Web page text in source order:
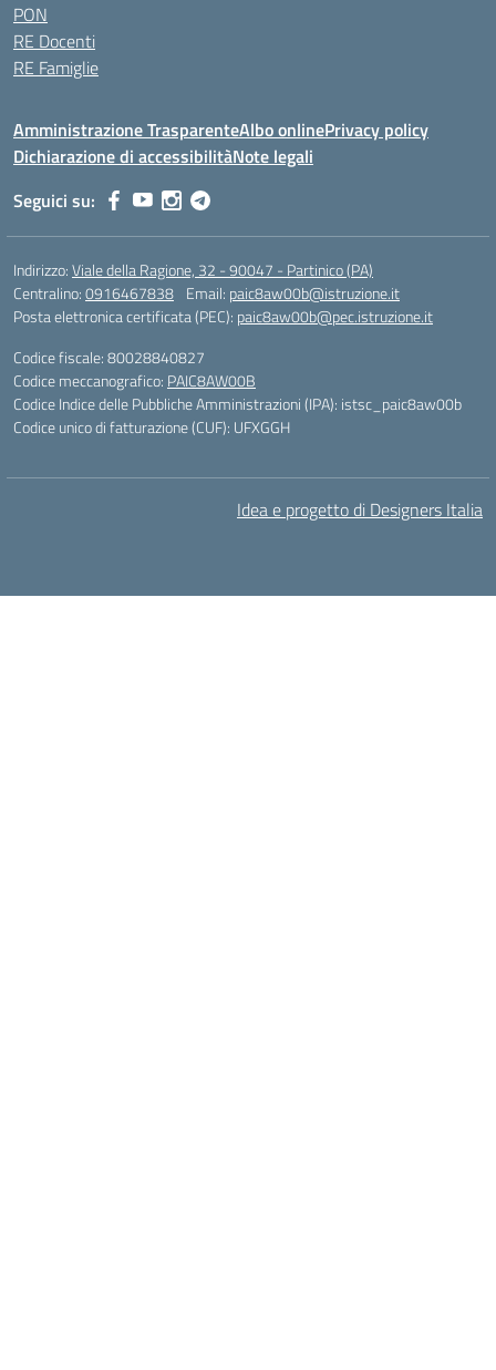
PON
RE Docenti
RE Famiglie
Amministrazione TrasparenteAlbo onlinePrivacy policy
Dichiarazione di accessibilitàNote legali
Seguici su:
Indirizzo:Viale della Ragione, 32 - 90047 - Partinico (PA)
Centralino:0916467838 Email: paic8aw00b@istruzione.it
Posta elettronica certificata (PEC): paic8aw00b@pec.istruzione.it
Codice fiscale: 80028840827
Codice meccanografico: PAIC8AW00B
Codice Indice delle Pubbliche Amministrazioni (IPA): istsc_paic8aw00b
Codice unico di fatturazione (CUF): UFXGGH
Idea e progetto di Designers Italia